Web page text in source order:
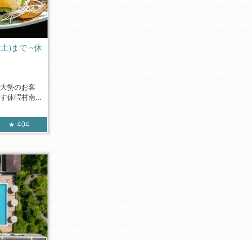
)まで ~休
勢のお客
休暇村南...
404